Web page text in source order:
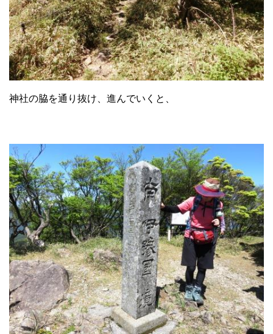
神社の脇を通り抜け、進んでいくと、